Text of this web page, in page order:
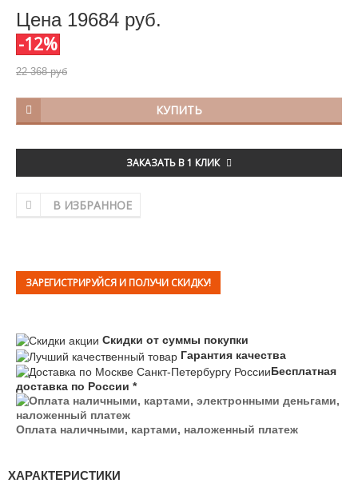
Цена 19684 руб.
-12%
22 368 руб
КУПИТЬ
ЗАКАЗАТЬ В 1 КЛИК
В ИЗБРАННОЕ
ЗАРЕГИСТРИРУЙСЯ И ПОЛУЧИ СКИДКУ!
Скидки от суммы покупки
Гарантия качества
Бесплатная
доставка по России *
Оплата наличными, картами, наложенный платеж
ХАРАКТЕРИСТИКИ